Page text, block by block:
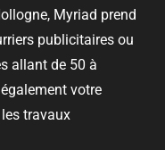
Myriad prend
publicitaires ou
allant de 50 à
votre
travaux